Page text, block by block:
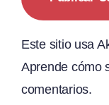
Este sitio usa
Aprende cómo
comentarios.